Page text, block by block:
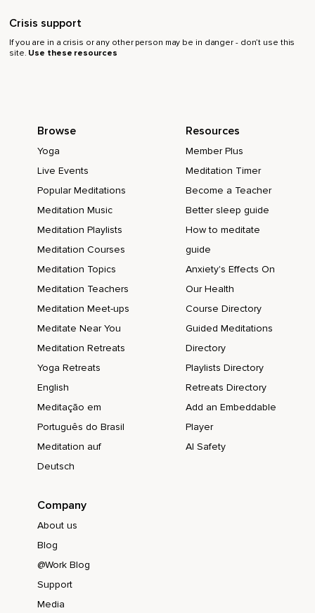
Crisis support
If you are in a crisis or any other person may be in danger - don’t use this
site. Use these resources
Browse
Yoga
Live Events
Popular Meditations
Meditation Music
Meditation Playlists
Meditation Courses
Meditation Topics
Meditation Teachers
Meditation Meet-ups
Meditate Near You
Meditation Retreats
Yoga Retreats
English
Meditação em
Português do Brasil
Meditation auf
Deutsch
Resources
Member Plus
Meditation Timer
Become a Teacher
Better sleep guide
How to meditate
guide
Anxiety's Effects On
Our Health
Course Directory
Guided Meditations
Directory
Playlists Directory
Retreats Directory
Add an Embeddable
Player
AI Safety
Company
About us
Blog
@Work Blog
Support
Media